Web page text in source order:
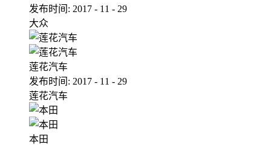
发布时间: 2017 - 11 - 29
大众
莲花汽车
发布时间: 2017 - 11 - 29
莲花汽车
本田